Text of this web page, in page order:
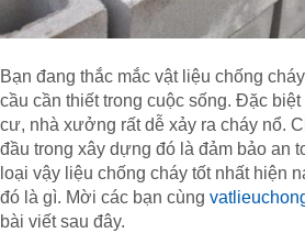
Bạn đang thắc mắc vật liệu chống
cầu cần thiết trong cuộc sống. Đặc
cư, nhà xưởng rất dễ xảy ra cháy nổ.
đầu trong xây dựng đó là đảm bảo an
loại vậy liệu chống cháy tốt nhất hiện
đó là gì. Mời các bạn cùng
bài viết sau đây.